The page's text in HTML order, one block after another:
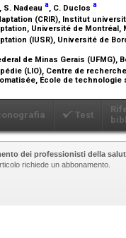
, S. Nadeau a, C. Duclos a
(CRIR), Institut
Université de Montréal,
(IUSR), Université de
de Minas Gerais (UFMG),
(LIO), Centre de
École de technologie
Test
dei professionisti della
richiede un abbonamento.